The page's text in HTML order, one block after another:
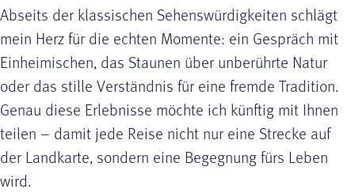
Abseits der klassischen Sehenswürdigkeiten schlägt
mein Herz für die echten Momente: ein Gespräch mit
Einheimischen, das Staunen über unberührte Natur
oder das stille Verständnis für eine fremde Tradition.
Genau diese Erlebnisse möchte ich künftig mit Ihnen
teilen – damit jede Reise nicht nur eine Strecke auf
der Landkarte, sondern eine Begegnung fürs Leben
wird.